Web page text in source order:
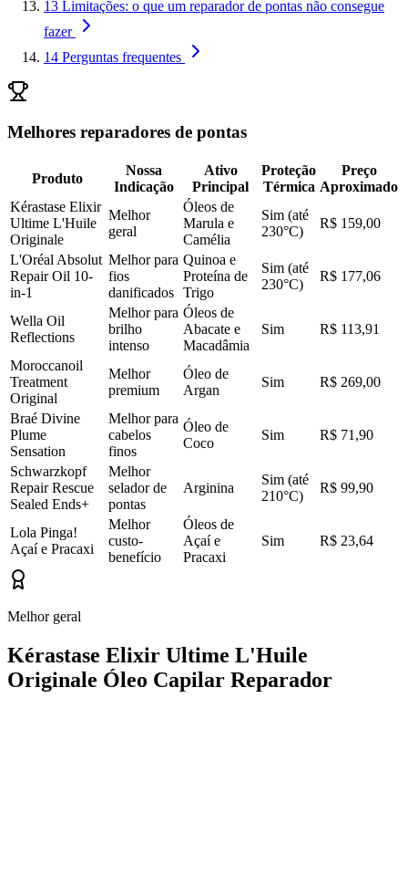
13 Limitações: o que um reparador de pontas não consegue
fazer
14 Perguntas frequentes
Melhores reparadores de pontas
Produto
Nossa
Indicação
Ativo
Principal
Proteção
Térmica
Preço
Aproximado
Kérastase Elixir
Ultime L'Huile
Originale
Melhor
geral
Óleos de
Marula e
Camélia
Sim (até
230°C)
R$ 159,00
L'Oréal Absolut
Repair Oil 10-
in-1
Melhor para
fios
danificados
Quinoa e
Proteína de
Trigo
Sim (até
230°C)
R$ 177,06
Wella Oil
Reflections
Melhor para
brilho
intenso
Óleos de
Abacate e
Macadâmia
Sim R$ 113,91
Moroccanoil
Treatment
Original
Melhor
premium
Óleo de
Argan
Sim R$ 269,00
Braé Divine
Plume
Sensation
Melhor para
cabelos
finos
Óleo de
Coco
Sim R$ 71,90
Schwarzkopf
Repair Rescue
Sealed Ends+
Melhor
selador de
pontas
Arginina
Sim (até
210°C)
R$ 99,90
Lola Pinga!
Açaí e Pracaxi
Melhor
custo-
benefício
Óleos de
Açaí e
Pracaxi
Sim R$ 23,64
Melhor geral
Kérastase Elixir Ultime L'Huile
Originale Óleo Capilar Reparador